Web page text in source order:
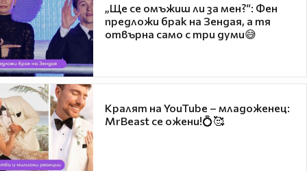
„Ще се омъжиш ли за мен?“: Фен
предложи брак на Зендая, а тя
отвърна само с три думи😅
Кралят на YouTube – младоженец:
MrBeast се ожени!💍🥰